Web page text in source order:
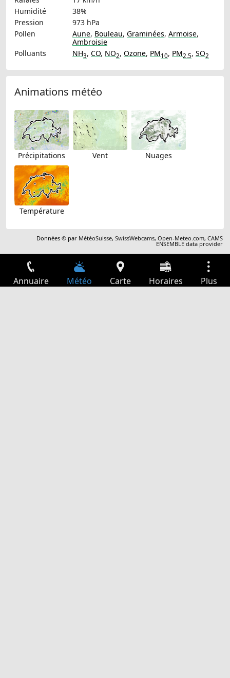
Humidité
38%
Pression
973 hPa
Pollen
Aune, Bouleau, Graminées, Armoise,
Ambroisie
Polluants
NH3, CO, NO2, Ozone, PM10, PM2.5, SO2
Animations météo
Précipitations Vent Nuages
Température
Données © par MétéoSuisse,SwissWebcams,Open-Meteo.com,CAMS
ENSEMBLE data provider
Annuaire Météo Carte Horaires Plus